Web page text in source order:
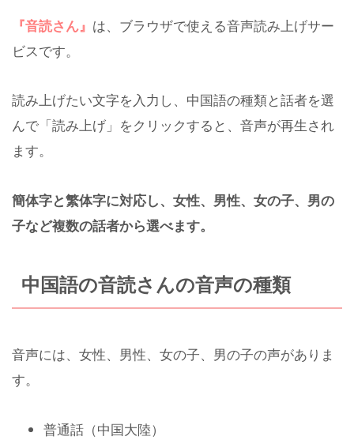
『音読さん』 は、ブラウザで使える音声読み上げサー
ビスです。
読み上げたい文字を入力し、中国語の種類と話者を選
んで「読み上げ」をクリックすると、音声が再生され
ます。
簡体字と繁体字に対応し、女性、男性、女の子、男の
子など複数の話者から選べます。
中国語の音読さんの音声の種類
音声には、女性、男性、女の子、男の子の声がありま
す。
普通話（中国大陸）